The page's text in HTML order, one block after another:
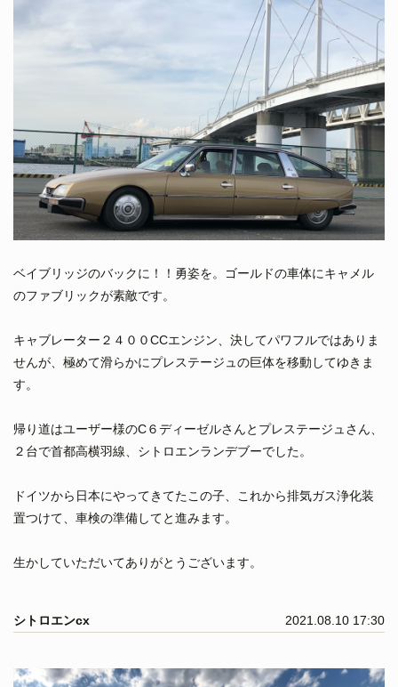
ベイブリッジのバックに！！勇姿を。ゴールドの車体にキャメル
のファブリックが素敵です。
キャブレーター２４００CCエンジン、決してパワフルではありま
せんが、極めて滑らかにプレステージュの巨体を移動してゆきま
す。
帰り道はユーザー様のC６ディーゼルさんとプレステージュさん、
２台で首都高横羽線、シトロエンランデブーでした。
ドイツから日本にやってきてたこの子、これから排気ガス浄化装
置つけて、車検の準備してと進みます。
生かしていただいてありがとうございます。
シトロエンcx 2021.08.10 17:30